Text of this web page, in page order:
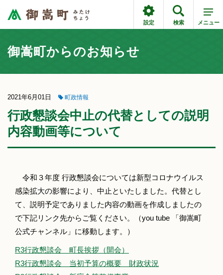
設定 検索 メニュー
御嵩町からのお知らせ
2021年6月01日 町政情報
行政懇談会中止の代替としての説明
内容動画等について
令和３年度 行政懇談会については新型コロナウイルス
感染拡大の影響により、中止といたしました。代替とし
て、説明予定でありました内容の動画を作成しましたの
で下記リンク先からご覧ください。（you tube 「御嵩町
公式チャンネル」に移動します。）
R3行政懇談会 町長挨拶（開会）
R3行政懇談会 当初予算の概要 財政状況